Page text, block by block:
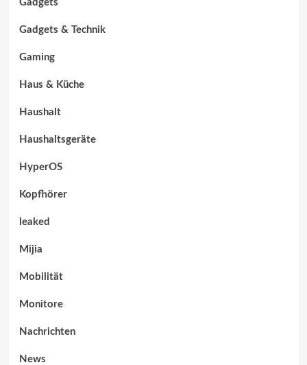
Gadgets
Gadgets & Technik
Gaming
Haus & Küche
Haushalt
Haushaltsgeräte
HyperOS
Kopfhörer
leaked
Mijia
Mobilität
Monitore
Nachrichten
News